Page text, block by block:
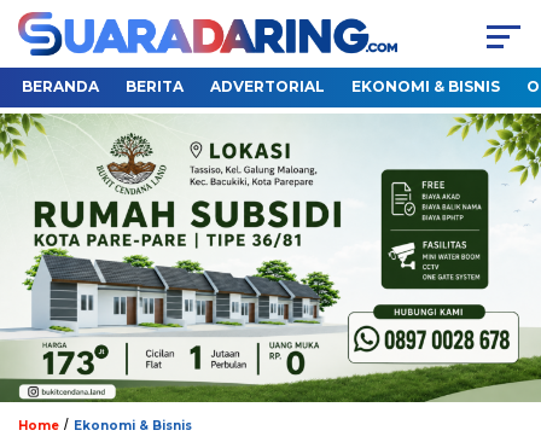
BERANDA BERITA ADVERTORIAL EKONOMI & BISNIS
Home / Ekonomi & Bisnis